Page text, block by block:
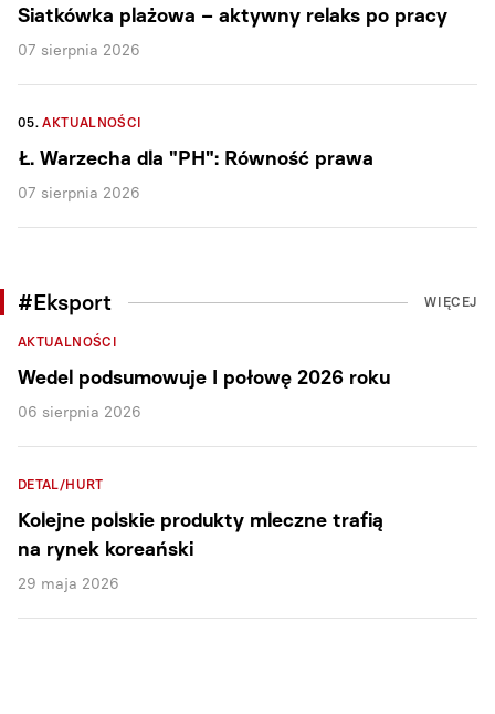
Siatkówka plażowa – aktywny relaks po pracy
07 sierpnia 2026
05. AKTUALNOŚCI
Ł. Warzecha dla "PH": Równość prawa
07 sierpnia 2026
#Eksport WIĘCEJ
AKTUALNOŚCI
Wedel podsumowuje I połowę 2026 roku
06 sierpnia 2026
DETAL/HURT
Kolejne polskie produkty mleczne trafią
na rynek koreański
29 maja 2026